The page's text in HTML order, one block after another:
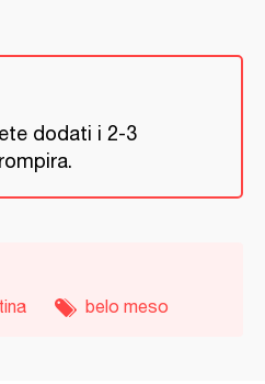
dodati i 2-3
belo meso